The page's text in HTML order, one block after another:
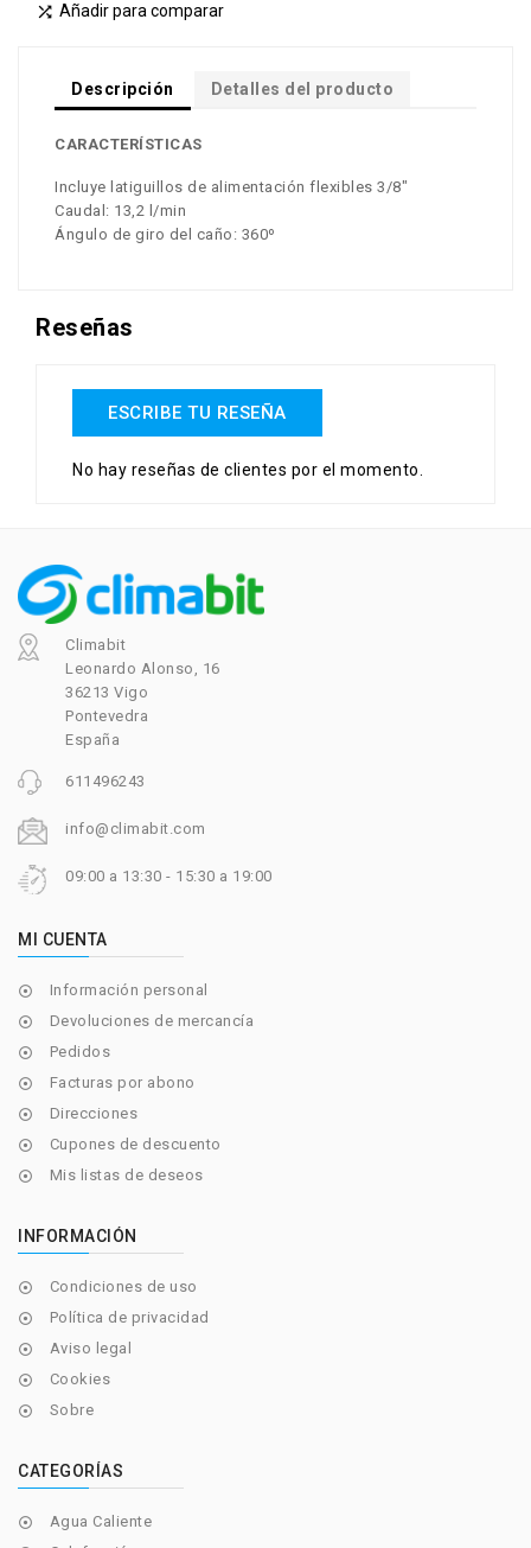
 Añadir para comparar
Descripción Detalles del producto
CARACTERÍSTICAS
Incluye latiguillos de alimentación flexibles 3/8"
Caudal: 13,2 l/min
Ángulo de giro del caño: 360º
Reseñas
ESCRIBE TU RESEÑA
No hay reseñas de clientes por el momento.
Climabit
Leonardo Alonso, 16
36213 Vigo
Pontevedra
España
611496243
info@climabit.com
09:00 a 13:30 - 15:30 a 19:00
MI CUENTA
 Información personal
 Devoluciones de mercancía
 Pedidos
 Facturas por abono
 Direcciones
 Cupones de descuento
 Mis listas de deseos
INFORMACIÓN
 Condiciones de uso
 Política de privacidad
 Aviso legal
 Cookies
 Sobre
CATEGORÍAS
 Agua Caliente